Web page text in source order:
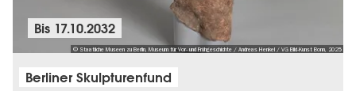
© Staatliche Museen zu Berlin, Museum für Vor- und Frühgeschichte / Andreas Henkel / VG Bild-Kunst Bonn, 2025
Bis 17.10.2032
Berliner Skulpturenfund